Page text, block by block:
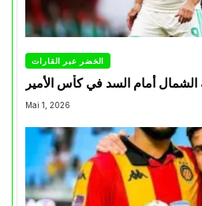
الخضر عبر القارات
أمام السد في كأس الأمير
Mai 1, 2026